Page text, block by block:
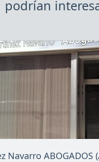
podrían
Navarro ABOGADOS